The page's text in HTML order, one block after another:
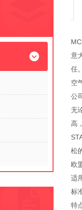
意
任
空
公
无
高
松
欧
适
标
特